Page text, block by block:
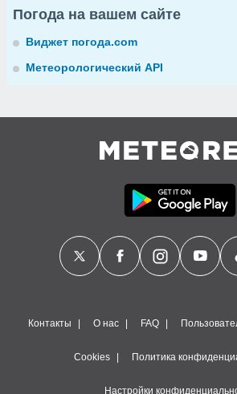
Погода на вашем сайте
Виджет погода.com
Метеорологический API
Контакты О нас FAQ
Cookies Политика
Настройки